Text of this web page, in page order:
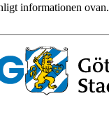
informationen ovan.